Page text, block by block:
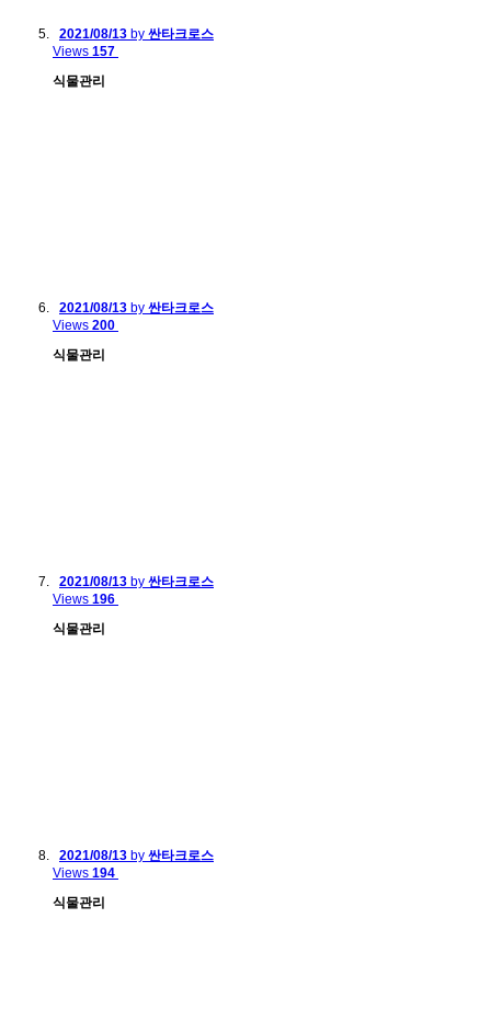
2021/08/13 by 싼타크로스
Views 157
식물관리
2021/08/13 by 싼타크로스
Views 200
식물관리
2021/08/13 by 싼타크로스
Views 196
식물관리
2021/08/13 by 싼타크로스
Views 194
식물관리